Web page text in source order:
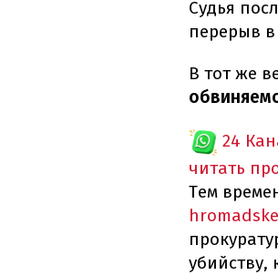
Судья
перерыв
В тот же
24
читать
Тем
hromadske
убийству,